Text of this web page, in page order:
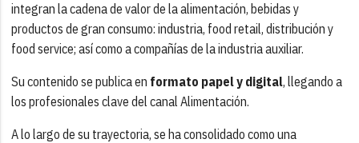
integran la cadena de valor de la alimentación, bebidas y
productos de gran consumo: industria, food retail, distribución y
food service; así como a compañías de la industria auxiliar.
Su contenido se publica en formato papel y digital, llegando a
los profesionales clave del canal Alimentación.
A lo largo de su trayectoria, se ha consolidado como una